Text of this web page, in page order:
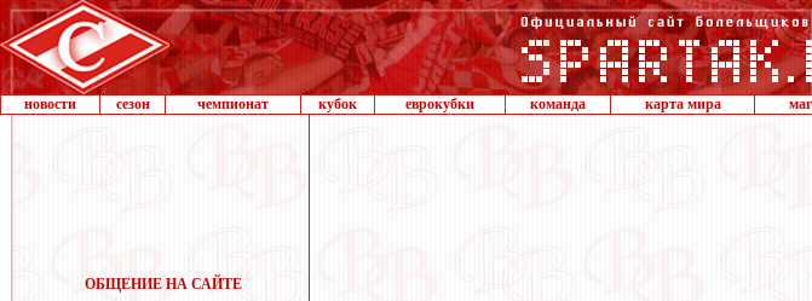
новости сезон чемпионат кубок еврокубки команда карта мира
ОБЩЕНИЕ НА САЙТЕ